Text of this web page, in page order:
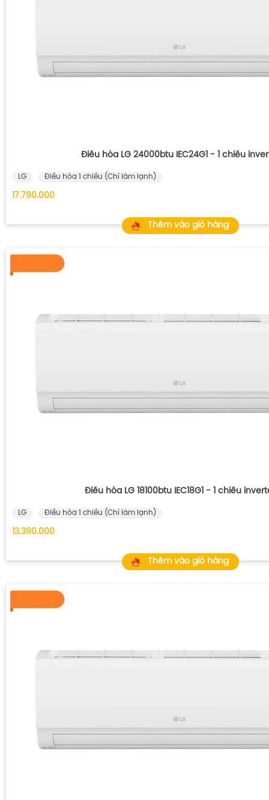
Điều hòa LG 24000btu IEC24G1 - 1 chiều
LG Điều hòa 1 chiều (Chỉ làm lạnh)
17.790.000
Thêm vào giỏ hàng
Điều hòa LG 18100btu IEC18G1 - 1 chiều
LG Điều hòa 1 chiều (Chỉ làm lạnh)
13.390.000
Thêm vào giỏ hàng